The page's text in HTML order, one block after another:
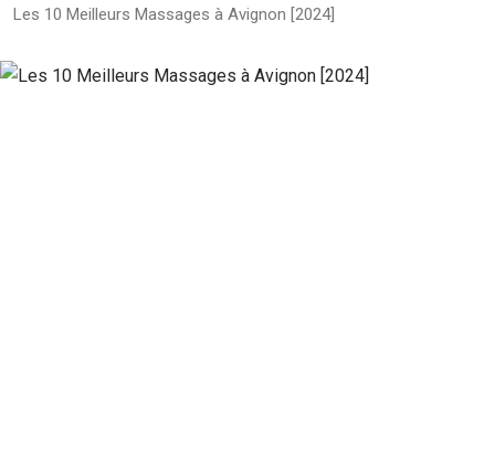
Les 10 Meilleurs Massages à Avignon [2024]